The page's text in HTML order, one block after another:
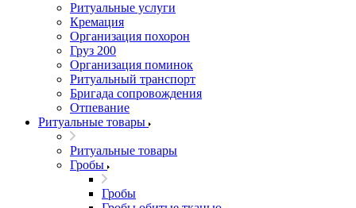
Ритуальные услуги
Кремация
Организация похорон
Груз 200
Организация поминок
Ритуальный транспорт
Бригада сопровождения
Отпевание
Ритуальные товары
Ритуальные товары
Гробы
Гробы